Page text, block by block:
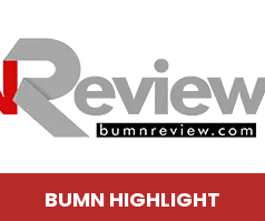
BUMN HIGHLIGHT